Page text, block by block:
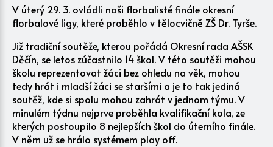
V úterý 29. 3. ovládli naši florbalisté finále okresní
florbalové ligy, které proběhlo v tělocvičně ZŠ Dr. Tyrše.
Již tradiční soutěže, kterou pořádá Okresní rada AŠSK
Děčín, se letos zúčastnilo 14 škol. V této soutěži mohou
školu reprezentovat žáci bez ohledu na věk, mohou
tedy hrát i mladší žáci se staršími a je to tak jediná
soutěž, kde si spolu mohou zahrát v jednom týmu. V
minulém týdnu nejprve proběhla kvalifikační kola, ze
kterých postoupilo 8 nejlepších škol do úterního finále.
V něm už se hrálo systémem play off.